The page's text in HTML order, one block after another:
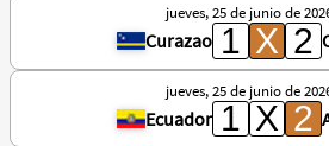
jueves, 25 de junio de
Curazao
jueves, 25 de junio de
Ecuador